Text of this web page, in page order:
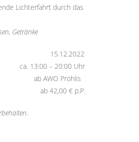
Lichterfahrt durch das
Getränke
15.12.2022
– 20:00 Uhr
AWO Prohlis
ab 42,00 € p.P.